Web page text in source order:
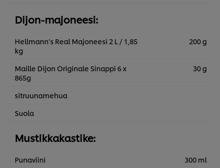
Dijon-majoneesi:
Hellmann's Real Majoneesi 2 L / 1,85
kg
200 g
Maille Dijon Originale Sinappi 6 x
865g
30 g
sitruunamehua
Suola
Mustikkakastike:
Punaviini
300 ml